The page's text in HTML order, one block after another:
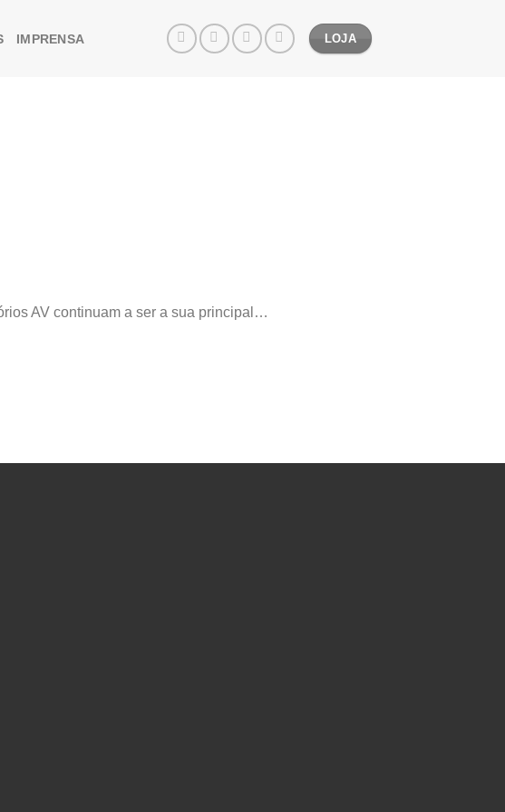
IMPRENSA LOJA
AV continuam a ser a sua principal…